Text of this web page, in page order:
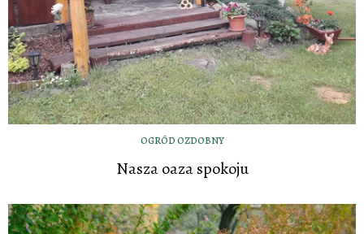
OGRÓD OZDOBNY
Nasza oaza spokoju